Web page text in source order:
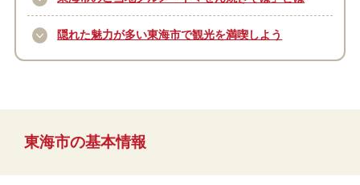
隠れた魅力が多い東海市で観光を満喫しよう
東海市の基本情報